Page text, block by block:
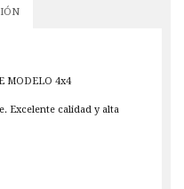
MODELO 4x4
Excelente calidad y alta